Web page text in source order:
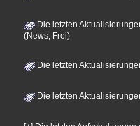
Die letzten
(News, Frei)
Die letzten
Die letzten